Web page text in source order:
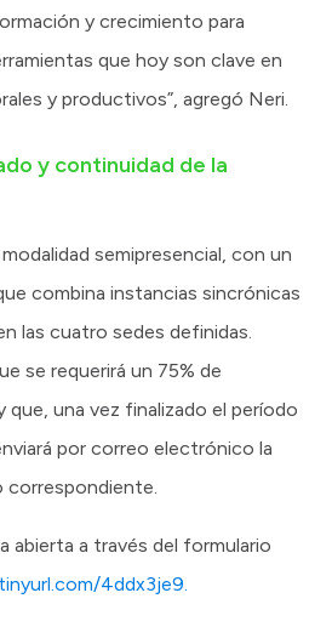
y crecimiento para
que hoy son clave en
y productivos”, agregó Neri.
y continuidad de la
semipresencial, con un
combina instancias sincrónicas
las cuatro sedes definidas.
se requerirá un 75% de
que, una vez finalizado el período
por correo electrónico la
abierta a través del formulario
4ddx3je9.